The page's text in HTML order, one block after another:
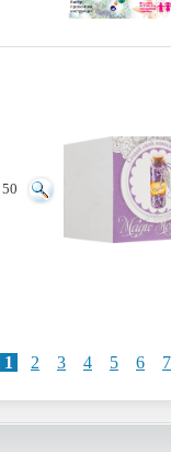
50
1 2 3 4 5 6 7